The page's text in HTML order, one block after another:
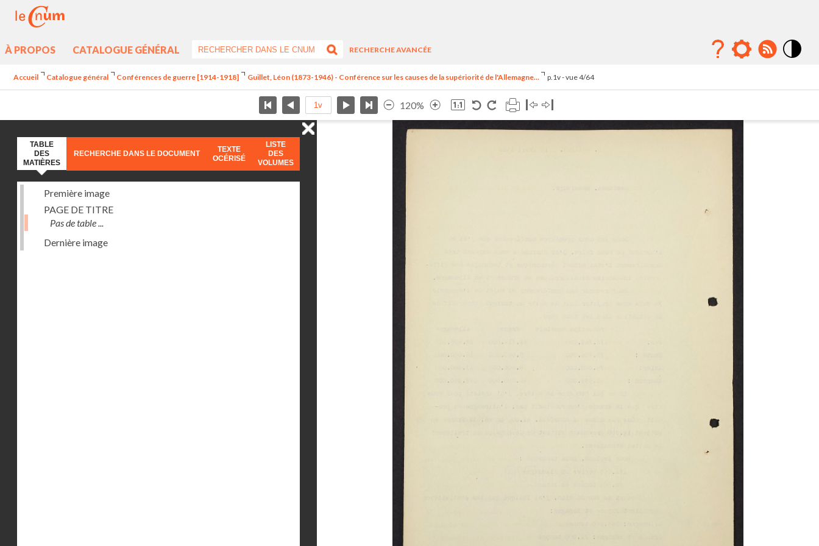
À PROPOS CATALOGUE GÉNÉRAL
RECHERCHE AVANCÉE
Accueil Catalogue général Conférences de guerre [1914-1918] Guillet, Léon (1873-1946) - Conférence sur les causes de la supériorité de l'Allemagne... p.1v - vue 4/64
120%
TABLE
DES
MATIÈRES
RECHERCHE DANS LE DOCUMENT
TEXTE
OCÉRISÉ
LISTE
DES
VOLUMES
Première image
PAGE DE TITRE
Pas de table ...
Dernière image